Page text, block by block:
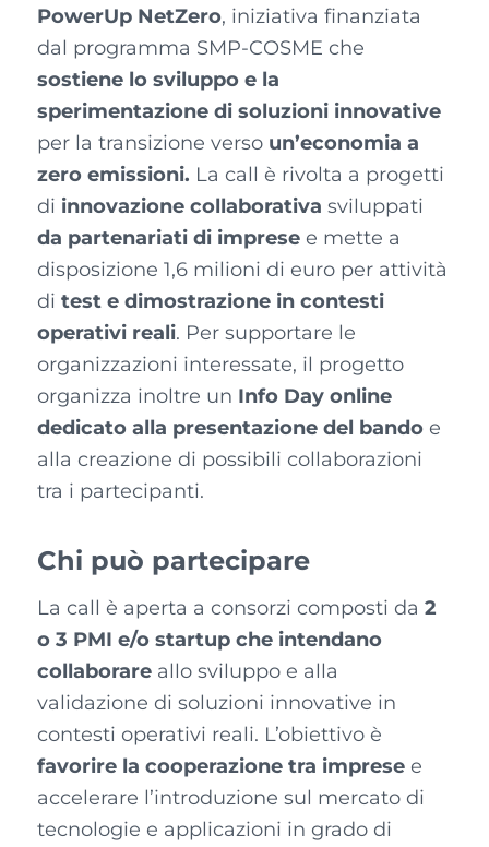
PowerUp NetZero, iniziativa finanziata
dal programma SMP-COSME che
sostiene lo sviluppo e la
sperimentazione di soluzioni innovative
per la transizione verso un’economia a
zero emissioni. La call è rivolta a progetti
di innovazione collaborativa sviluppati
da partenariati di impresee mette a
disposizione 1,6 milioni di euro per attività
di test e dimostrazione in contesti
operativi reali. Per supportare le
organizzazioni interessate, il progetto
organizza inoltre un Info Day online
dedicato alla presentazione del bandoe
alla creazione di possibili collaborazioni
tra i partecipanti.
Chi può partecipare
La call è aperta a consorzi composti da 2
o 3 PMI e/o startup che intendano
collaborareallo sviluppo e alla
validazione di soluzioni innovative in
contesti operativi reali. L’obiettivo è
favorire la cooperazione tra impresee
accelerare l’introduzione sul mercato di
tecnologie e applicazioni in grado di